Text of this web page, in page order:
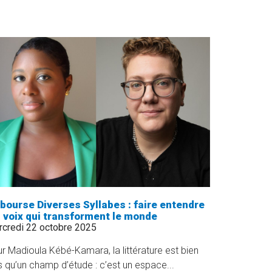
SOUTENIR
LA
RECHERCHE
PARTICIPATIVE
EN
SEXOLOGIE
»
Diverses Syllabes : faire entendre
voix qui transforment le monde
22 octobre 2025
Madioula Kébé-Kamara, la littérature est bien
qu’un champ d’étude : c’est un espace...